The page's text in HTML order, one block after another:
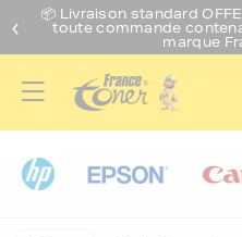
📦 Livraison standard O
toute commande
marque